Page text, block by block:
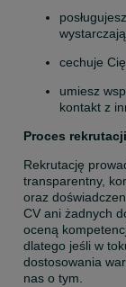
cechuje
umiesz
kontakt z
Proces rekrutacji
Rekrutację
transparentny,
oraz
CV ani żadnych
oceną
dlatego jeśli w
dostosowania
nas o tym.